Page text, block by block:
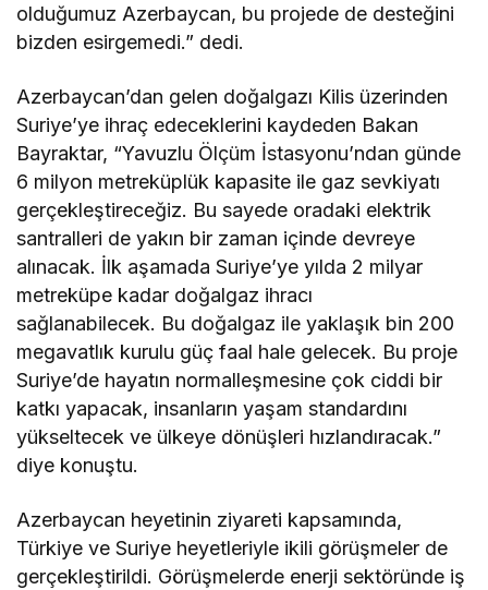
olduğumuz Azerbaycan, bu projede de desteğini
bizden esirgemedi.” dedi.
Azerbaycan’dan gelen doğalgazı Kilis üzerinden
Suriye’ye ihraç edeceklerini kaydeden Bakan
Bayraktar, “Yavuzlu Ölçüm İstasyonu’ndan günde
6 milyon metreküplük kapasite ile gaz sevkiyatı
gerçekleştireceğiz. Bu sayede oradaki elektrik
santralleri de yakın bir zaman içinde devreye
alınacak. İlk aşamada Suriye’ye yılda 2 milyar
metreküpe kadar doğalgaz ihracı
sağlanabilecek. Bu doğalgaz ile yaklaşık bin 200
megavatlık kurulu güç faal hale gelecek. Bu proje
Suriye’de hayatın normalleşmesine çok ciddi bir
katkı yapacak, insanların yaşam standardını
yükseltecek ve ülkeye dönüşleri hızlandıracak.”
diye konuştu.
Azerbaycan heyetinin ziyareti kapsamında,
Türkiye ve Suriye heyetleriyle ikili görüşmeler de
gerçekleştirildi. Görüşmelerde enerji sektöründe iş